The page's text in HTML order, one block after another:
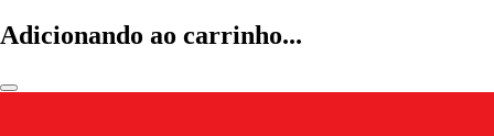
Adicionando ao carrinho...